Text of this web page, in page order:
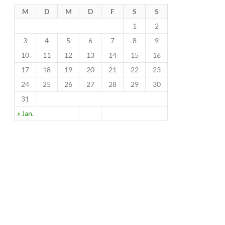
M D M D F S S
« Jan.
1
2
3
4 5 6 7 8
9
10
11 12 13 14 15
16
17
18 19 20 21 22
23
24
25 26 27 28 29
30
31